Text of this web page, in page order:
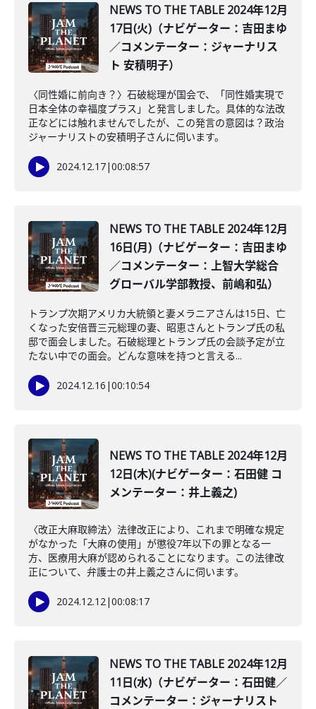
NEWS TO THE TABLE 2024年12月
17日(火)（ナビゲーター：吉田まゆ
／コメンテーター：ジャーナリス
ト 安積明子）
〈同性婚に前向き？〉石破総理が国会で、「同性婚実現で
日本全体の幸福度プラス」と発言しました。具体的な法改
正などには触れませんでしたが、この発言の意図は？政治
ジャーナリストの安積明子さんに伺います。
2024.12.17|00:08:57
NEWS TO THE TABLE 2024年12月
16日(月)（ナビゲーター：吉田まゆ
／コメンテーター：上智大学総合
グローバル学部教授、前嶋和弘）
トランプ次期アメリカ大統領と妻メラニアさんは15日、亡
くなった安倍晋三元総理の妻、昭恵さんとトランプ氏の私
邸で面会しました。石破総理とトランプ氏の会談予定が立
たない中での面会。どんな意味を持つと言える...
2024.12.16 |00:10:54
NEWS TO THE TABLE 2024年12月
12日(木)(ナビゲーター：石田健 コ
メンテーター：井上義之)
〈改正大麻取締法〉法律改正により、これまで明確な規定
がなかった「大麻の使用」が懲役7年以下の罪となる一
方、医療用大麻が認められることになります。この法律改
正について、弁護士の井上義之さんに伺います。
2024.12.12|00:08:17
NEWS TO THE TABLE 2024年12月
11日(水)（ナビゲーター：石田健／
コメンテーター：ジャーナリスト